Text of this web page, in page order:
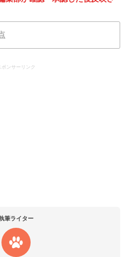
ポンサーリンク
筆ライター